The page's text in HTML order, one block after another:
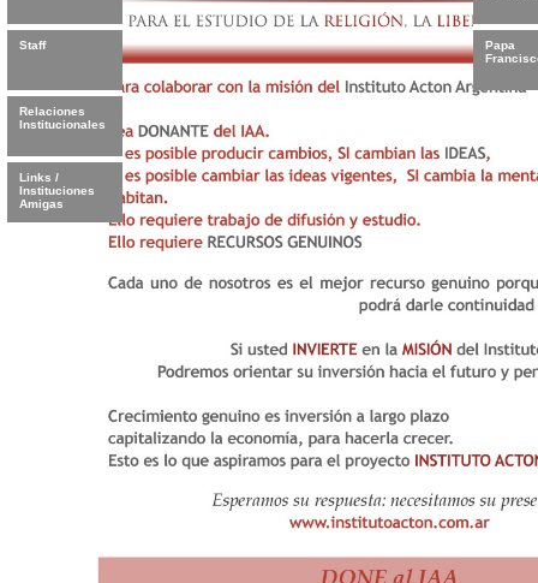
Staff
Relaciones
Institucionales
Links /
Instituciones
Amigas
Papa